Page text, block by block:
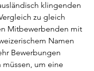
klingenden
zu gleich
Mitbewerbenden mit
Namen
Bewerbungen
müssen, um eine